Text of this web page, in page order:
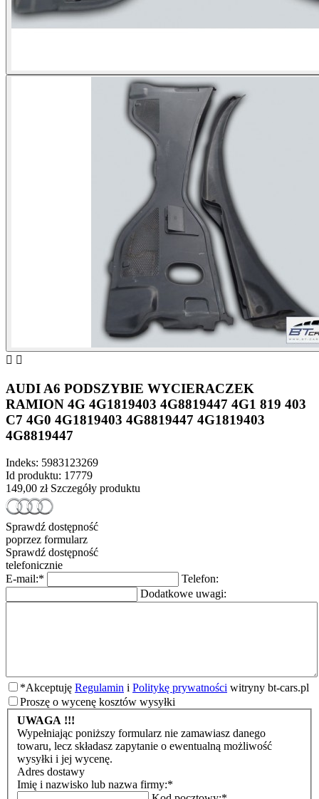
 
AUDI A6 PODSZYBIE WYCIERACZEK
RAMION 4G 4G1819403 4G8819447 4G1 819 403
C7 4G0 4G1819403 4G8819447 4G1819403
4G8819447
Indeks: 5983123269
Id produktu: 17779
149,00 zł Szczegóły produktu
Sprawdź dostępność
poprzez formularz
Sprawdź dostępność
telefonicznie
E-mail:*
Telefon:
Dodatkowe uwagi:
*Akceptuję Regulamin i Politykę prywatności witryny bt-cars.pl
Proszę o wycenę kosztów wysyłki
UWAGA !!!
Wypełniając poniższy formularz nie zamawiasz danego
towaru, lecz składasz zapytanie o ewentualną możliwość
wysyłki i jej wycenę.
Adres dostawy
Imię i nazwisko lub nazwa firmy:*